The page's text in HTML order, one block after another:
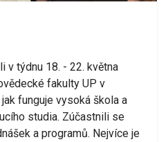
v týdnu 18. - 22. května
fakulty UP v
funguje vysoká škola a
studia. Zúčastnili se
a programů. Nejvíce je